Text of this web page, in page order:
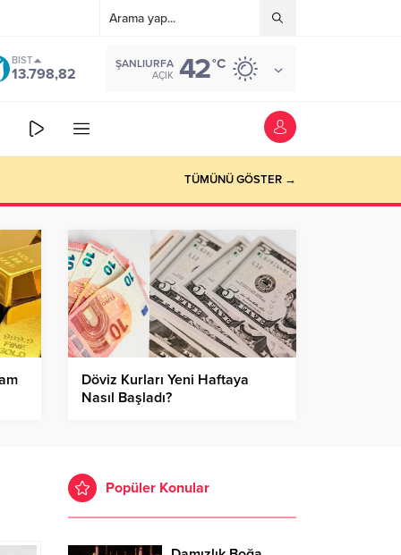
BIST
13.798,82
ŞANLIURFA
AÇIK 42°C
TÜMÜNÜ GÖSTER →
Döviz Kurları Yeni Haftaya
Nasıl Başladı?
Popüler Konular